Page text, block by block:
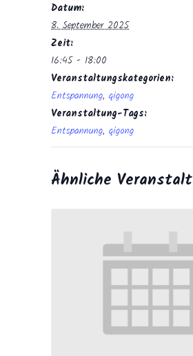
Datum:
8. September 2025
Zeit:
16:45 - 18:00
Veranstaltungskategorien:
Entspannung, qigong
Veranstaltung-Tags:
Entspannung, qigong
Ähnliche